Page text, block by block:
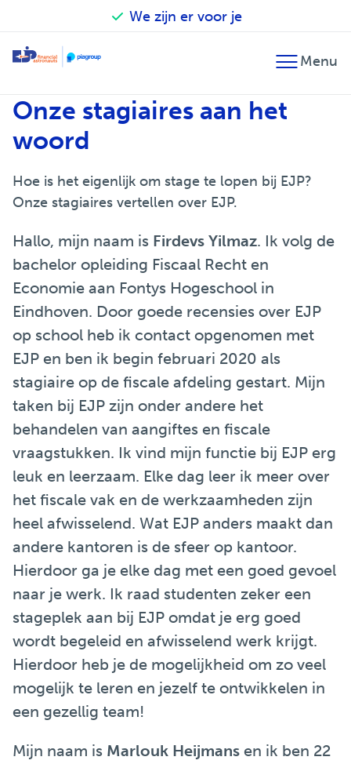
We zijn er voor je
Financieel advies
Fiscaal advies
Financiële planning
Accountancy
Belastingadvies
Audit
Our financial astronauts
Zo werken we
Betrokken en verantwoordelijk
Internationaal
Onze stagiaires aan het
woord
Hoe is het eigenlijk om stage te lopen bij EJP?
Onze stagiaires vertellen over EJP.
Hallo, mijn naam is Firdevs Yilmaz. Ik volg de
bachelor opleiding Fiscaal Recht en
Economie aan Fontys Hogeschool in
Eindhoven. Door goede recensies over EJP
op school heb ik contact opgenomen met
EJP en ben ik begin februari 2020 als
stagiaire op de fiscale afdeling gestart. Mijn
taken bij EJP zijn onder andere het
behandelen van aangiftes en fiscale
vraagstukken. Ik vind mijn functie bij EJP erg
leuk en leerzaam. Elke dag leer ik meer over
het fiscale vak en de werkzaamheden zijn
heel afwisselend. Wat EJP anders maakt dan
andere kantoren is de sfeer op kantoor.
Hierdoor ga je elke dag met een goed gevoel
naar je werk. Ik raad studenten zeker een
stageplek aan bij EJP omdat je erg goed
wordt begeleid en afwisselend werk krijgt.
Hierdoor heb je de mogelijkheid om zo veel
mogelijk te leren en jezelf te ontwikkelen in
een gezellig team!
Mijn naam is Marlouk Heijmans en ik ben 22